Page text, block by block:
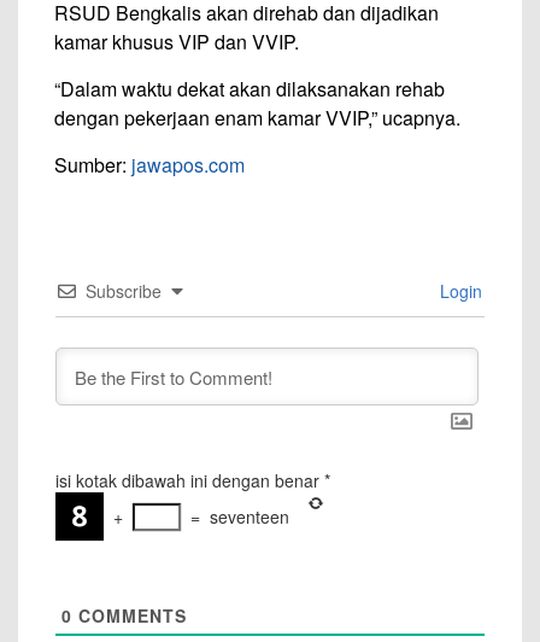
RSUD Bengkalis akan direhab dan dijadikan
kamar khusus VIP dan VVIP.
“Dalam waktu dekat akan dilaksanakan rehab
dengan pekerjaan enam kamar VVIP,” ucapnya.
Sumber: jawapos.com
Subscribe Login
isi kotak dibawah ini dengan benar *
+
= seventeen
0 COMMENTS